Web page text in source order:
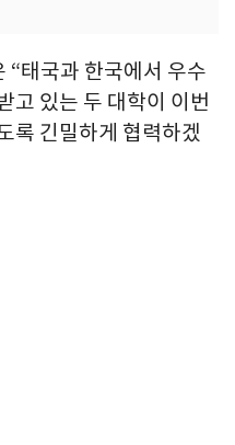
“태국과 한국에서 우수
고 있는 두 대학이 이번
록 긴밀하게 협력하겠